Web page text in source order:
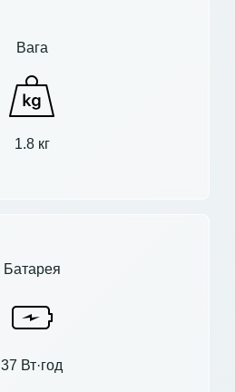
Вага
1.8 кг
Батарея
37 Вт·год